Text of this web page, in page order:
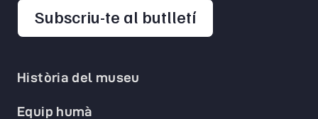
Història del museu
Equip humà
Subscriu-te al butlletíopens in a new